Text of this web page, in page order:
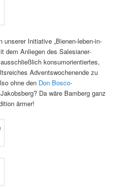
unserer Initiative „Bienen-leben-in-
dem Anliegen des Salesianer-
konsumorientiertes,
Adventswochenende zu
ohne den Don Bosco-
Da wäre Bamberg ganz
ärmer!